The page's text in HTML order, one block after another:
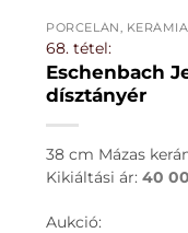
PORCELÁN, KERÁMIA
68. tétel:
Eschenbach
dísztányér
38 cm Mázas
Kikiáltási ár:40
Aukció: